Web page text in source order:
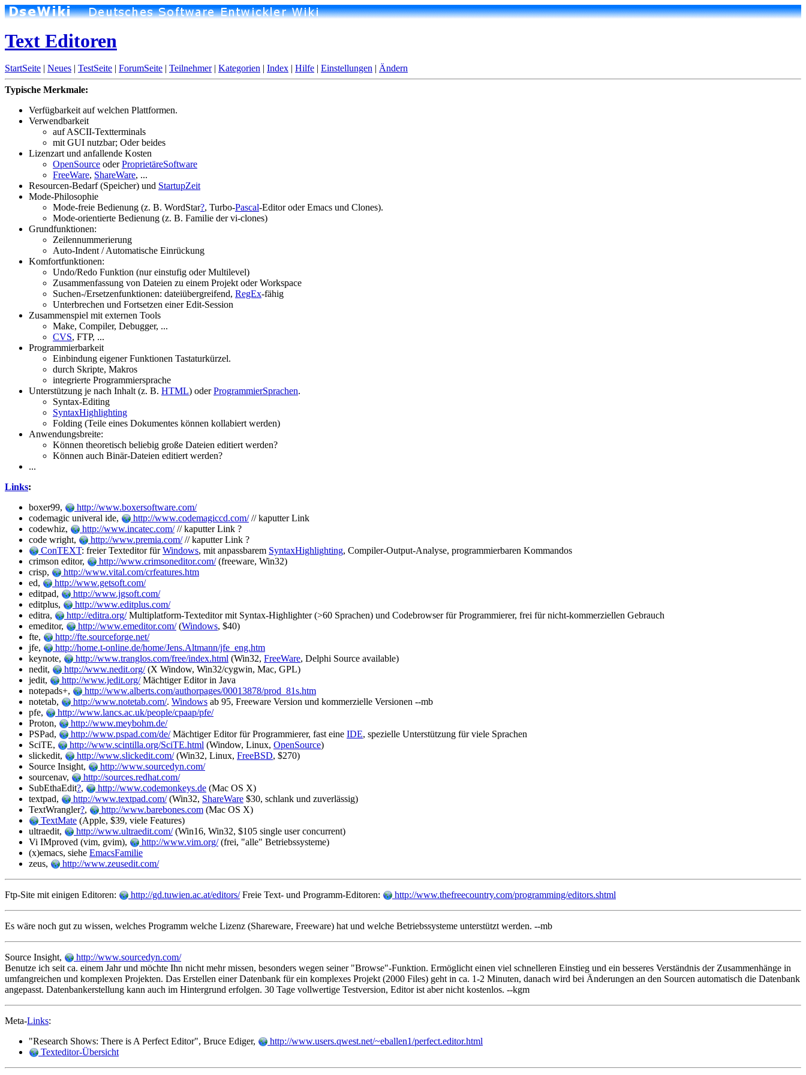
Text Editoren
StartSeite | Neues | TestSeite | ForumSeite | Teilnehmer| Kategorien | Index | Hilfe | Einstellungen | Ändern
Typische Merkmale:
Verfügbarkeit auf welchen Plattformen.
Verwendbarkeit
auf ASCII-Textterminals
mit GUI nutzbar; Oder beides
Lizenzart und anfallende Kosten
OpenSource oderProprietäreSoftware
FreeWare, ShareWare, ...
Resourcen-Bedarf (Speicher) und StartupZeit
Mode-Philosophie
Mode-freie Bedienung (z. B. WordStar?, Turbo-Pascal-Editor oder Emacs und Clones).
Mode-orientierte Bedienung (z. B. Familie der vi-clones)
Grundfunktionen:
Zeilennummerierung
Auto-Indent / Automatische Einrückung
Komfortfunktionen:
Undo/Redo Funktion (nur einstufig oder Multilevel)
Zusammenfassung von Dateien zu einem Projekt oder Workspace
Suchen-/Ersetzenfunktionen: dateiübergreifend, RegEx-fähig
Unterbrechen und Fortsetzen einer Edit-Session
Zusammenspiel mit externen Tools
Make, Compiler, Debugger, ...
CVS, FTP, ...
Programmierbarkeit
Einbindung eigener Funktionen Tastaturkürzel.
durch Skripte, Makros
integrierte Programmiersprache
Unterstützung je nach Inhalt (z. B. HTML) oderProgrammierSprachen.
Syntax-Editing
SyntaxHighlighting
Folding (Teile eines Dokumentes können kollabiert werden)
Anwendungsbreite:
Können theoretisch beliebig große Dateien editiert werden?
Können auch Binär-Dateien editiert werden?
...
Links:
boxer99,
http://www.boxersoftware.com/
codemagic univeral ide,
http://www.codemagiccd.com/// kaputter Link
codewhiz,
http://www.incatec.com/// kaputter Link ?
code wright,
http://www.premia.com/// kaputter Link ?
ConTEXT: freier Texteditor fürWindows, mit anpassbarem SyntaxHighlighting, Compiler-Output-Analyse, programmierbaren Kommandos
crimson editor,
http://www.crimsoneditor.com/(freeware, Win32)
crisp,
http://www.vital.com/crfeatures.htm
ed,
http://www.getsoft.com/
editpad,
http://www.jgsoft.com/
editplus,
http://www.editplus.com/
editra,
http://editra.org/Multiplatform-Texteditor mit Syntax-Highlighter (>60 Sprachen) und Codebrowser für Programmierer, frei für nicht-kommerziellen Gebrauch
emeditor,
http://www.emeditor.com/(Windows, $40)
fte,
http://fte.sourceforge.net/
jfe,
http://home.t-online.de/home/Jens.Altmann/jfe_eng.htm
keynote,
http://www.tranglos.com/free/index.html (Win32, FreeWare, Delphi Source available)
nedit,
http://www.nedit.org/(X Window, Win32/cygwin, Mac, GPL)
jedit,
http://www.jedit.org/Mächtiger Editor in Java
notepads+,
http://www.alberts.com/authorpages/00013878/prod_81s.htm
notetab,
http://www.notetab.com/. Windows ab 95, Freeware Version und kommerzielle Versionen --mb
pfe,
http://www.lancs.ac.uk/people/cpaap/pfe/
Proton,
http://www.meybohm.de/
PSPad,
http://www.pspad.com/de/Mächtiger Editor für Programmierer, fast eine IDE, spezielle Unterstützung für viele Sprachen
SciTE,
http://www.scintilla.org/SciTE.html (Window, Linux, OpenSource)
slickedit,
http://www.slickedit.com/(Win32, Linux, FreeBSD, $270)
Source Insight,
http://www.sourcedyn.com/
sourcenav,
http://sources.redhat.com/
SubEthaEdit?, http://www.codemonkeys.de (Mac OS X)
textpad,
http://www.textpad.com/(Win32, ShareWare $30, schlank und zuverlässig)
TextWrangler?, http://www.barebones.com (Mac OS X)
TextMate (Apple, $39, viele Features)
ultraedit,
http://www.ultraedit.com/(Win16, Win32, $105 single user concurrent)
Vi IMproved (vim, gvim),
http://www.vim.org/(frei, "alle" Betriebssysteme)
(x)emacs, siehe EmacsFamilie
zeus,
http://www.zeusedit.com/
Ftp-Site mit einigen Editoren: http://gd.tuwien.ac.at/editors/Freie Text- und Programm-Editoren: http://www.thefreecountry.com/programming/editors.shtml
Es wäre noch gut zu wissen, welches Programm welche Lizenz (Shareware, Freeware) hat und welche Betriebssysteme unterstützt werden. --mb
Source Insight,
http://www.sourcedyn.com/
Benutze ich seit ca. einem Jahr und möchte Ihn nicht mehr missen, besonders wegen seiner "Browse"-Funktion. Ermöglicht einen viel schnelleren Einstieg und ein besseres Verständnis der Zusammenhänge in
umfangreichen und komplexen Projekten. Das Erstellen einer Datenbank für ein komplexes Projekt (2000 Files) geht in ca. 1-2 Minuten, danach wird bei Änderungen an den Sourcen automatisch die Datenbank
angepasst. Datenbankerstellung kann auch im Hintergrund erfolgen. 30 Tage vollwertige Testversion, Editor ist aber nicht kostenlos. --kgm
Meta-Links:
"Research Shows: There is A Perfect Editor", Bruce Ediger,
http://www.users.qwest.net/~eballen1/perfect.editor.html
Texteditor-Übersicht